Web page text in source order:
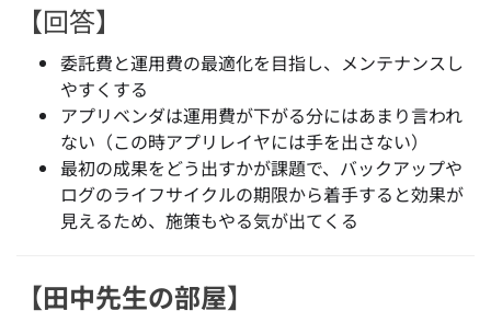
【回答】
委託費と運用費の最適化を目指し、メンテナンスし
やすくする
アプリベンダは運用費が下がる分にはあまり言われ
ない（この時アプリレイヤには手を出さない）
最初の成果をどう出すかが課題で、バックアップや
ログのライフサイクルの期限から着手すると効果が
見えるため、施策もやる気が出てくる
【田中先生の部屋】